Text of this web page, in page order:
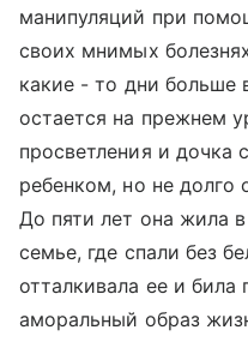
манипуляций при
своих мнимых
какие - то дни больше
остается на прежнем
просветления и дочка
ребенком, но не долго
До пяти лет она жила
семье, где спали без
отталкивала ее и била
аморальный образ